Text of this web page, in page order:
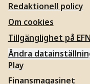
Redaktionell policy
Om cookies
Tillgänglighet på EFN
Ändra
Play
Finansmagasinet